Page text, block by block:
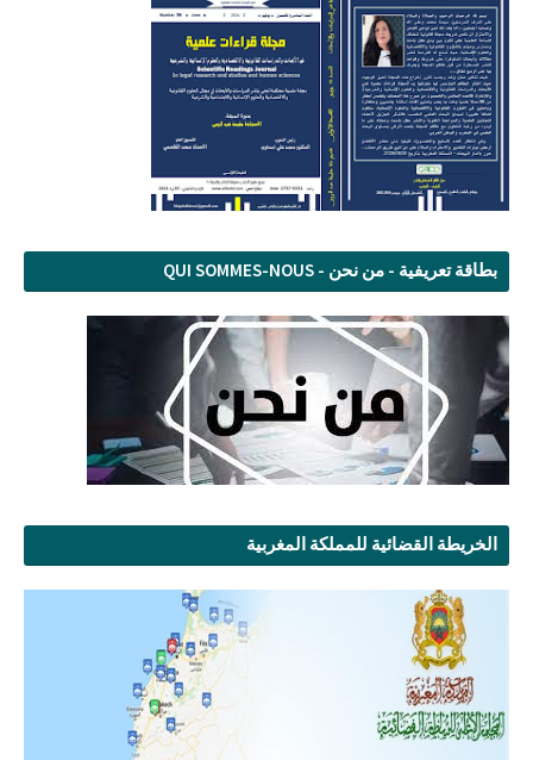
بطاقة تعريفية - من نحن - QUI SOMMES-NOUS
الخريطة القضائية للمملكة المغربية